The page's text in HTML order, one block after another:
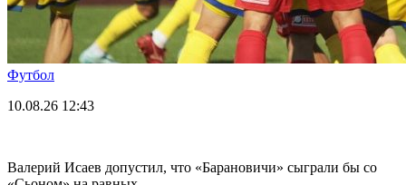
Футбол
10.08.26 12:43
Валерий Исаев допустил, что «Барановичи» сыграли бы со